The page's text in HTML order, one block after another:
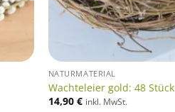
NATURMATERIAL
Wachteleier gold: 48 Stück
14,90 € inkl. MwSt.